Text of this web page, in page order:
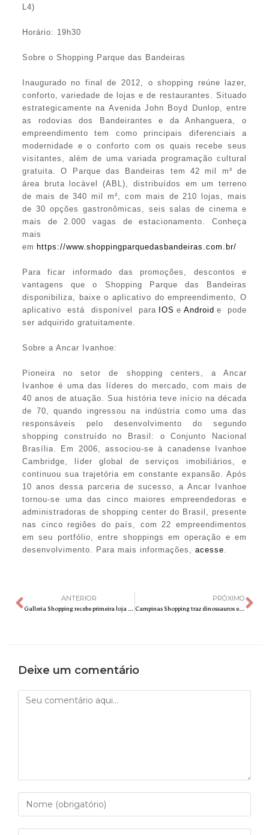
L4)
Horário: 19h30
Sobre o Shopping Parque das Bandeiras
Inaugurado no final de 2012, o shopping reúne lazer,
conforto, variedade de lojas e de restaurantes. Situado
estrategicamente na Avenida John Boyd Dunlop, entre
as rodovias dos Bandeirantes e da Anhanguera, o
empreendimento tem como principais diferenciais a
modernidade e o conforto com os quais recebe seus
visitantes, além de uma variada programação cultural
gratuita. O Parque das Bandeiras tem 42 mil m² de
área bruta locável (ABL), distribuídos em um terreno
de mais de 340 mil m², com mais de 210 lojas, mais
de 30 opções gastronômicas, seis salas de cinema e
mais de 2.000 vagas de estacionamento. Conheça
mais
em https://www.shoppingparquedasbandeiras.com.br/
Para ficar informado das promoções, descontos e
vantagens que o Shopping Parque das Bandeiras
disponibiliza, baixe o aplicativo do empreendimento, O
aplicativo está disponível para IOS e Android e pode
ser adquirido gratuitamente.
Sobre a Ancar Ivanhoe:
Pioneira no setor de shopping centers, a Ancar
Ivanhoe é uma das líderes do mercado, com mais de
40 anos de atuação. Sua história teve início na década
de 70, quando ingressou na indústria como uma das
responsáveis pelo desenvolvimento do segundo
shopping construído no Brasil: o Conjunto Nacional
Brasília. Em 2006, associou-se à canadense Ivanhoe
Cambridge, líder global de serviços imobiliários, e
continuou sua trajetória em constante expansão. Após
10 anos dessa parceria de sucesso, a Ancar Ivanhoe
tornou-se uma das cinco maiores empreendedoras e
administradoras de shopping center do Brasil, presente
nas cinco regiões do país, com 22 empreendimentos
em seu portfólio, entre shoppings em operação e em
desenvolvimento. Para mais informações, acesse.
ANTERIOR
Galleria Shopping recebe primeira loja Estrela Beauty fora da capital paulista
PRÓXIMO
Campinas Shopping traz dinossauros em tamanho real durante exposição “Mundo Jurássico”
Deixe um comentário